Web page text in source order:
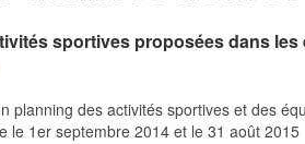
sportives proposées dans les
planning des activités sportives et des
le 1er septembre 2014 et le 31 août 2015